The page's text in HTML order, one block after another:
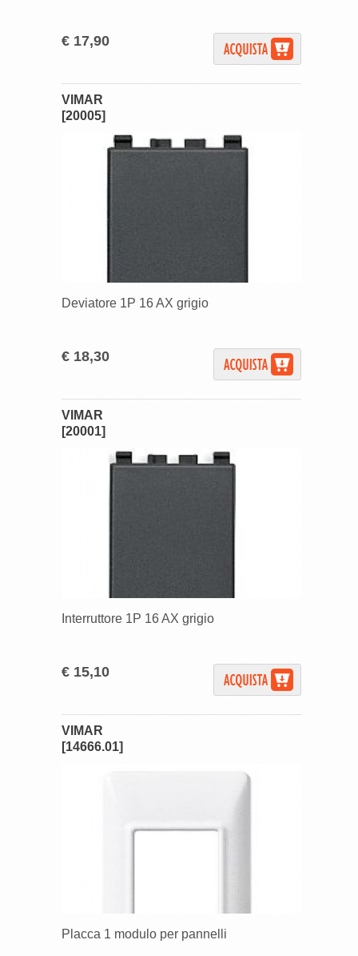
€ 17,90
VIMAR
[20005]
Deviatore 1P 16 AX grigio
€ 18,30
VIMAR
[20001]
Interruttore 1P 16 AX grigio
€ 15,10
VIMAR
[14666.01]
Placca 1 modulo per pannelli